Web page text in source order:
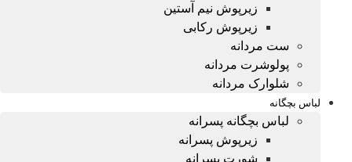
زیرپوش نیم آستین
زیرپوش رکابی
ست مردانه
پولوشرت مردانه
شلوارک مردانه
لباس بچگانه
لباس بچگانه پسرانه
زیرپوش پسرانه
شورت پسرانه